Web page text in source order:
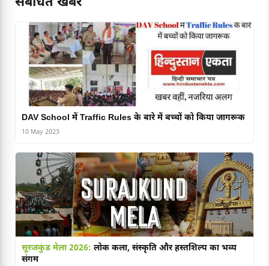
DAV School में Traffic Rules के बारे में बच्चों को किया जागरूक
10 May 2023
सूरजकुंड मेला 2026: लोक कला, संस्कृति और हस्तशिल्प का भव्य
संगम